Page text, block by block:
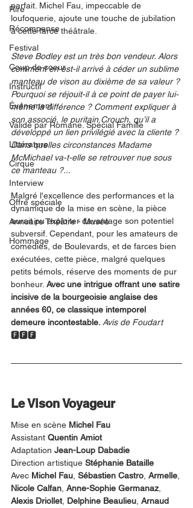
Rire
Récompense
Festival
Coup de coeur
Instructif
Événement
Validé par Romane. Spécial Famille
Littérature
Cirque
Interview
Offre spéciale
Annuaire Théâtre - Musée
Hommage
parfait. Michel Fau, impeccable de
loufoquerie, ajoute une touche de jubilation
à cette farce théâtrale.
Steve Bodley est un très bon vendeur. Alors
comment en est-il arrivé à céder un sublime
manteau de vison au dixième de sa valeur ?
Pourquoi se réjouit-il à ce point de payer lui-
même la différence ? Comment expliquer à
son associé, le puritain Crouch, qu’il a
développé un lien privilégié avec la cliente ?
Dans quelles circonstances Madame
McMichael va-t-elle se retrouver nue sous
ce manteau ?...
Malgré l'excellence des performances et la
dynamique de la mise en scène, la pièce
aurait pu exploiter davantage son potentiel
subversif. Cependant, pour les amateurs de
comédies, de Boulevards, et de farces bien
exécutées, cette pièce, malgré quelques
petits bémols, réserve des moments de pur
bonheur. Avec une intrigue offrant une satire
incisive de la bourgeoisie anglaise des
années 60, ce classique intemporel
demeure incontestable. Avis de Foudart
🅵🅵🅵
Le Vison Voyageur
Mise en scène Michel Fau
Assistant Quentin Amiot
Adaptation Jean-Loup Dabadie
Direction artistique Stéphanie Bataille
Avec Michel Fau Sébastien Castro Armelle
Nicole Calfan Anne-Sophie Germanaz
Alexis Driollet, Delphine Beaulieu Arnaud